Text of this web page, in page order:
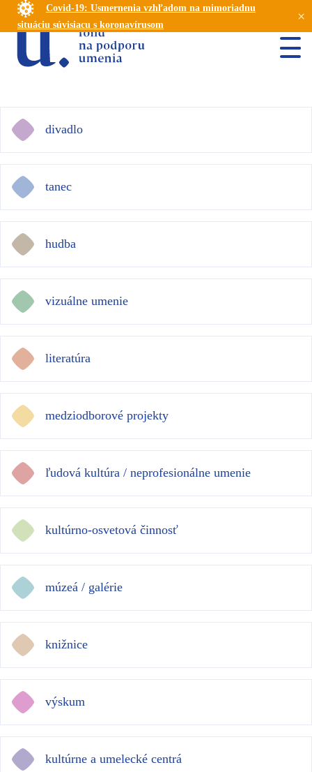
Covid-19: Usmernenia vzhľadom na mimoriadnu
situáciu súvisiacu s koronavírusom
×
divadlo
tanec
hudba
vizuálne umenie
literatúra
medziodborové projekty
ľudová kultúra / neprofesionálne umenie
kultúrno-osvetová činnosť
múzeá / galérie
knižnice
výskum
kultúrne a umelecké centrá